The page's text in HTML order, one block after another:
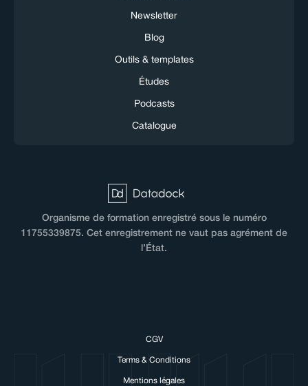
Newsletter
Blog
Outils & templates
Études
Podcasts
Catalogue
Organisme de formation enregistré sous le numéro
11755339875. Cet enregistrement ne vaut pas agrément de
l’État.
CGV
Terms & Conditions
Mentions légales
We love cookies!